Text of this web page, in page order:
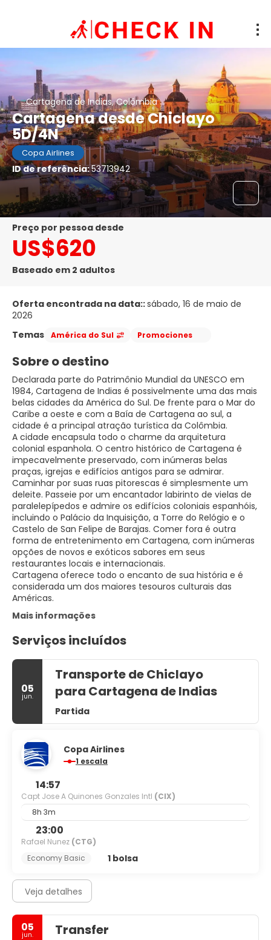
Cartagena de Indias, Colômbia
Cartagena desde Chiclayo
5D/4N
Copa Airlines
ID de referência:53713942
preço por pessoa desde
US$620
Baseado em 2 adultos
Oferta encontrada na data::sábado, 16 de maio de
2026
Temas
América do Sul Promociones
Sobre o destino
Declarada parte do Patrimônio Mundial da UNESCO em
1984, Cartagena de Indias é possivelmente uma das mais
belas cidades da América do Sul. De frente para o Mar do
Caribe a oeste e com a Baía de Cartagena ao sul, a
cidade é a principal atração turística da Colômbia.
A cidade encapsula todo o charme da arquitetura
colonial espanhola. O centro histórico de Cartagena é
impecavelmente preservado, com inúmeras belas
praças, igrejas e edifícios antigos para se admirar.
Caminhar por suas ruas pitorescas é simplesmente um
deleite. Passeie por um encantador labirinto de vielas de
paralelepípedos e admire os edifícios coloniais espanhóis,
incluindo o Palácio da Inquisição, a Torre do Relógio e o
Castelo de San Felipe de Barajas. Comer fora é outra
forma de entretenimento em Cartagena, com inúmeras
opções de novos e exóticos sabores em seus
restaurantes locais e internacionais.
Cartagena oferece todo o encanto de sua história e é
considerada um dos maiores tesouros culturais das
Américas.
Mais informações
Serviços incluídos
05
jun.
Transporte de Chiclayo
para Cartagena de Indias
Partida
Copa Airlines
1 escala
14:57
Capt Jose A Quinones Gonzales Intl (CIX)
8h 3m
23:00
Rafael Nunez (CTG)
Economy Basic
1 bolsa
Veja detalhes
05
jun. Transfer